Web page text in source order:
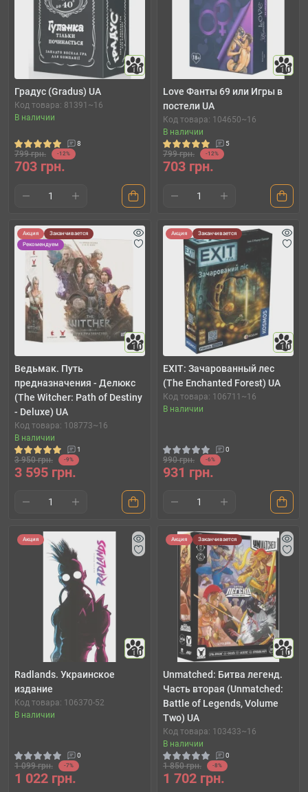
10
Градус (Gradus) UA
Код товара: 81391~16
В наличии
8
799 грн. -12%
703 грн.
10
Love Фанты 69 или Игры в
постели UA
Код товара: 104650~16
В наличии
5
799 грн. -12%
703 грн.
Акция
Заканчивается
Рекомендуем
10
Ведьмак. Путь
предназначения - Делюкс
(The Witcher: Path of Destiny
- Deluxe) UA
Код товара: 108773~16
В наличии
1
3 950 грн. -9%
3 595 грн.
Акция Заканчивается
10
EXIT: Зачарованный лес
(The Enchanted Forest) UA
Код товара: 106711~16
В наличии
0
990 грн. -6%
931 грн.
Акция
10
Radlands. Украинское
издание
Код товара: 106370-52
В наличии
0
1 099 грн. -7%
1 022 грн.
Акция Заканчивается
10
Unmatched: Битва легенд.
Часть вторая (Unmatched:
Battle of Legends, Volume
Two) UA
Код товара: 103433~16
В наличии
0
1 850 грн. -8%
1 702 грн.